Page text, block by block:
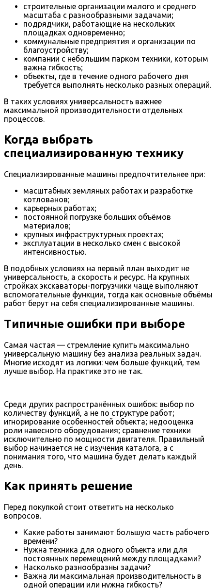
строительные организации малого и среднего
масштаба с разнообразными задачами;
подрядчики, работающие на нескольких
площадках одновременно;
коммунальные предприятия и организации по
благоустройству;
компании с небольшим парком техники, которым
важна гибкость;
объекты, где в течение одного рабочего дня
требуется выполнять несколько разных операций.
В таких условиях универсальность важнее
максимальной производительности отдельных
процессов.
Когда выбрать
специализированную технику
Специализированные машины предпочтительнее при:
масштабных земляных работах и разработке
котлованов;
карьерных работах;
постоянной погрузке больших объёмов
материалов;
крупных инфраструктурных проектах;
эксплуатации в несколько смен с высокой
интенсивностью.
В подобных условиях на первый план выходит не
универсальность, а скорость и ресурс. На крупных
стройках экскаваторы-погрузчики чаще выполняют
вспомогательные функции, тогда как основные объёмы
работ берут на себя специализированные машины.
Типичные ошибки при выборе
Самая частая — стремление купить максимально
универсальную машину без анализа реальных задач.
Многие исходят из логики: чем больше функций, тем
лучше выбор. На практике это не так.
Среди других распространённых ошибок: выбор по
количеству функций, а не по структуре работ;
игнорирование особенностей объекта; недооценка
роли навесного оборудования; сравнение техники
исключительно по мощности двигателя. Правильный
выбор начинается не с изучения каталога, а с
понимания того, что машина будет делать каждый
день.
Как принять решение
Перед покупкой стоит ответить на несколько
вопросов.
Какие работы занимают большую часть рабочего
времени?
Нужна техника для одного объекта или для
постоянных перемещений между площадками?
Насколько разнообразны задачи?
Важна ли максимальная производительность в
одной операции или нужна гибкость?